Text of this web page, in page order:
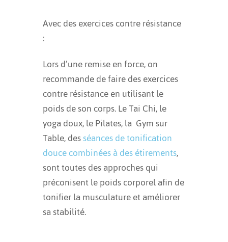
Avec des exercices contre résistance
:
Lors d’une remise en force, on
recommande de faire des exercices
contre résistance en utilisant le
poids de son corps. Le Tai Chi, le
yoga doux, le Pilates, la Gym sur
Table, desséances de tonification
douce combinées à des étirements,
sont toutes des approches qui
préconisent le poids corporel afin de
tonifier la musculature et améliorer
sa stabilité.